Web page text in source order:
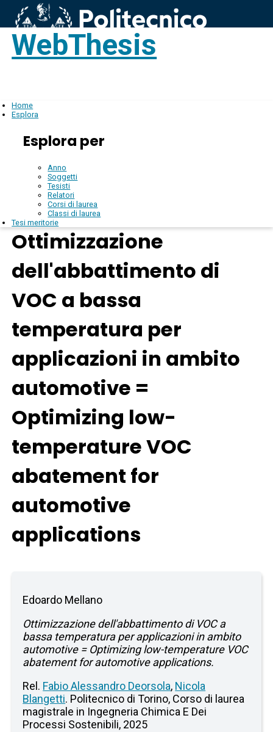
WebThesis
Home
Esplora
Esplora per
Anno
Soggetti
Tesisti
Relatori
Corsi di laurea
Classi di laurea
Tesi meritorie
Ottimizzazione
dell'abbattimento di
VOC a bassa
temperatura per
applicazioni in ambito
automotive =
Optimizing low-
temperature VOC
abatement for
automotive
applications
Edoardo Mellano
Ottimizzazione dell'abbattimento di VOC a
bassa temperatura per applicazioni in ambito
automotive = Optimizing low-temperature VOC
abatement for automotive applications.
Rel. Fabio Alessandro Deorsola, Nicola
Blangetti. Politecnico di Torino, Corso di laurea
magistrale in Ingegneria Chimica E Dei
Processi Sostenibili, 2025